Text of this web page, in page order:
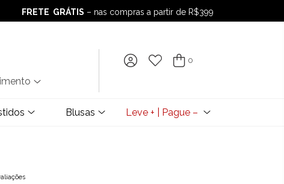
FRETE GRÁTIS – nas compras a partir de R$399
FRETE GRÁTIS– nas compras a partir de R$399
0
Blusas Leve + | Pague –